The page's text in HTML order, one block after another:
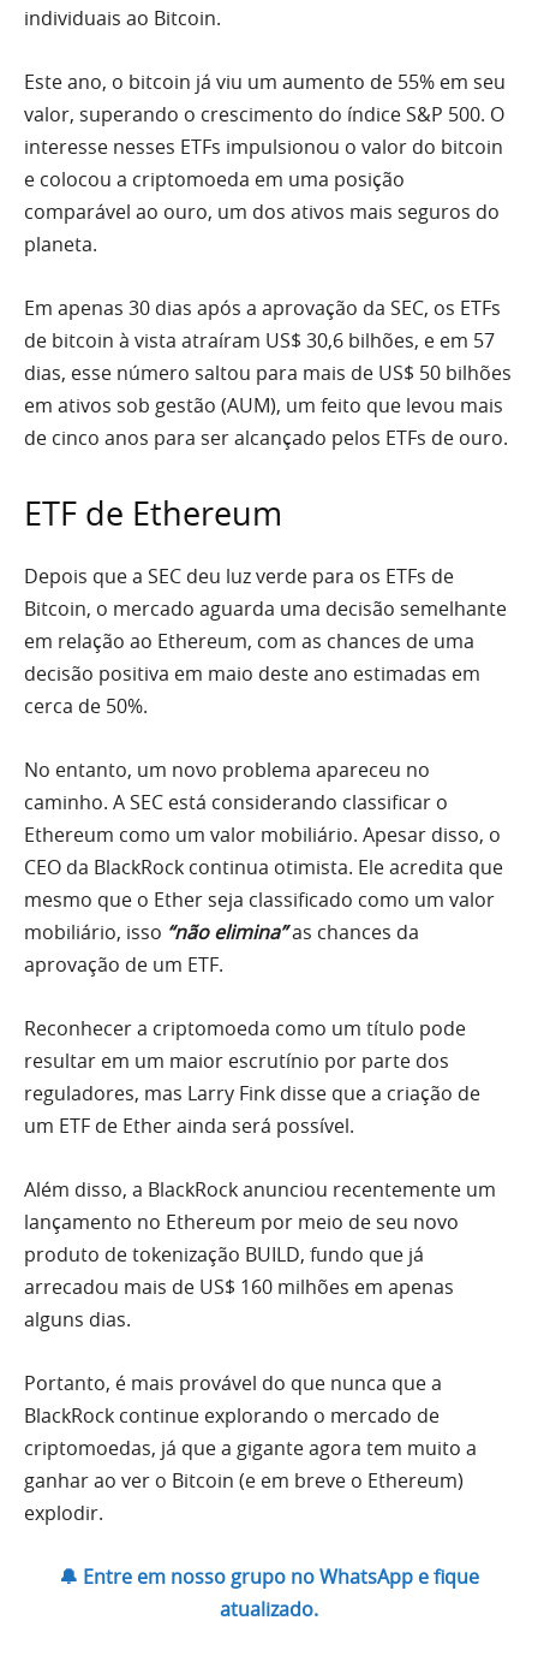
individuais ao Bitcoin.
Este ano, o bitcoin já viu um aumento de 55% em seu
valor, superando o crescimento do índice S&P 500. O
interesse nesses ETFs impulsionou o valor do bitcoin
e colocou a criptomoeda em uma posição
comparável ao ouro, um dos ativos mais seguros do
planeta.
Em apenas 30 dias após a aprovação da SEC, os ETFs
de bitcoin à vista atraíram US$ 30,6 bilhões, e em 57
dias, esse número saltou para mais de US$ 50 bilhões
em ativos sob gestão (AUM), um feito que levou mais
de cinco anos para ser alcançado pelos ETFs de ouro.
ETF de Ethereum
Depois que a SEC deu luz verde para os ETFs de
Bitcoin, o mercado aguarda uma decisão semelhante
em relação ao Ethereum, com as chances de uma
decisão positiva em maio deste ano estimadas em
cerca de 50%.
No entanto, um novo problema apareceu no
caminho. A SEC está considerando classificar o
Ethereum como um valor mobiliário. Apesar disso, o
CEO da BlackRock continua otimista. Ele acredita que
mesmo que o Ether seja classificado como um valor
mobiliário, isso “não elimina”as chances da
aprovação de um ETF.
Reconhecer a criptomoeda como um título pode
resultar em um maior escrutínio por parte dos
reguladores, mas Larry Fink disse que a criação de
um ETF de Ether ainda será possível.
Além disso, a BlackRock anunciou recentemente um
lançamento no Ethereum por meio de seu novo
produto de tokenização BUILD, fundo que já
arrecadou mais de US$ 160 milhões em apenas
alguns dias.
Portanto, é mais provável do que nunca que a
BlackRock continue explorando o mercado de
criptomoedas, já que a gigante agora tem muito a
ganhar ao ver o Bitcoin (e em breve o Ethereum)
explodir.
🔔 Entre em nosso grupo no WhatsApp e fique
atualizado.